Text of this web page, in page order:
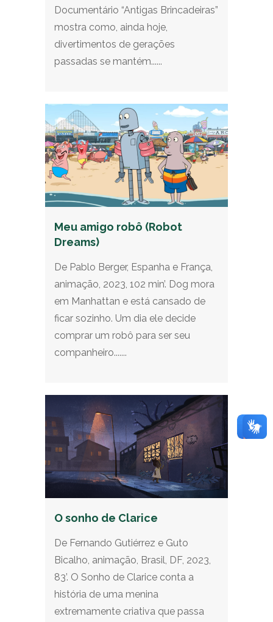
Documentário “Antigas Brincadeiras”
mostra como, ainda hoje,
divertimentos de gerações
passadas se mantém......
Meu amigo robô (Robot
Dreams)
De Pablo Berger, Espanha e França,
animação, 2023, 102 min’. Dog mora
em Manhattan e está cansado de
ficar sozinho. Um dia ele decide
comprar um robô para ser seu
companheiro.......
O sonho de Clarice
De Fernando Gutiérrez e Guto
Bicalho, animação, Brasil, DF, 2023,
83’. O Sonho de Clarice conta a
história de uma menina
extremamente criativa que passa